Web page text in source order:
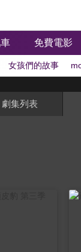
免費電影
女孩們的故事
劇集列表